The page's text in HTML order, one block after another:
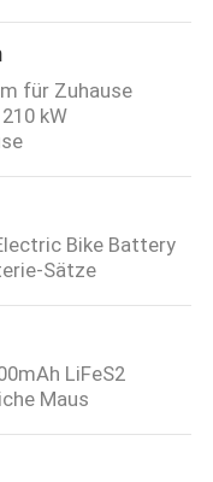
für Zuhause
kW
Bike Battery
Sätze
LiFeS2
Maus